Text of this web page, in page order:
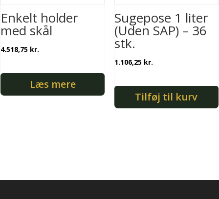
Enkelt holder
med skål
4.518,75 kr.
Læs mere
Sugepose 1 liter
(Uden SAP) – 36
stk.
1.106,25 kr.
Tilføj til kurv